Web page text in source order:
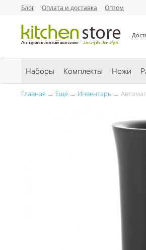
Блог Оплата и доставка Оптом
Наборы Комплекты Ножи
Главная → Ещё → Инвентарь →